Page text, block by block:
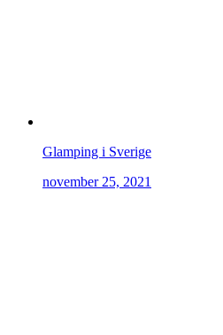
Glamping i Sverige
november 25, 2021